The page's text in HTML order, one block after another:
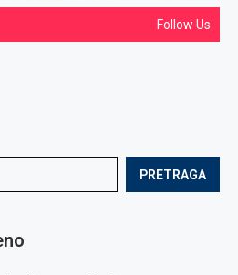
Follow Us
PRETRAGA